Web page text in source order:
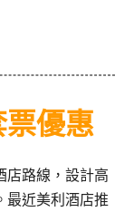
優惠
店路線，設計高
最近美利酒店推